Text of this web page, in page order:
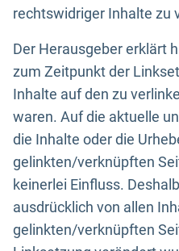
rechtswidriger Inhalte zu
Der Herausgeber erklärt
zum Zeitpunkt der
Inhalte auf den zu
waren. Auf die aktuelle
die Inhalte oder die
gelinkten/verknüpften
keinerlei Einfluss.
ausdrücklich von allen
gelinkten/verknüpften